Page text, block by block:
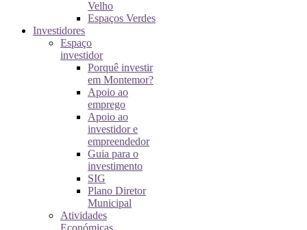
Velho
Espaços Verdes
Investidores
Espaço
investidor
Porquê investir
em Montemor?
Apoio ao
emprego
Apoio ao
investidor e
empreendedor
Guia para o
investimento
SIG
Plano Diretor
Municipal
Atividades
Económicas